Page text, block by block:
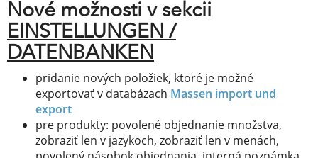
Nové možnosti v sekcii
EINSTELLUNGEN /
DATENBANKEN
pridanie nových položiek, ktoré je možné
exportovať v databázach Massen import und
export
pre produkty: povolené objednanie množstva,
zobraziť len v jazykoch, zobraziť len v menách,